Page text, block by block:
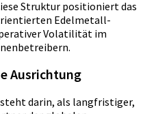
Struktur positioniert das
Edelmetall-
Volatilität im
Ausrichtung
darin, als langfristiger,